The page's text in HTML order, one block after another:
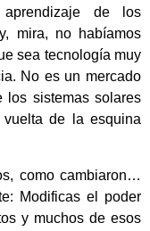
de los
mira, no habíamos
sea tecnología muy
No es un mercado
los sistemas solares
de la esquina
como cambiaron…
Modificas el poder
y muchos de esos